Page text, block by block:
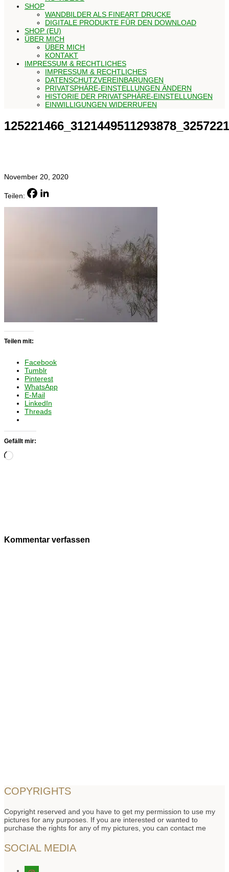
SHOP
WANDBILDER ALS FINEART DRUCKE
DIGITALE PRODUKTE FÜR DEN DOWNLOAD
SHOP (EU)
ÜBER MICH
ÜBER MICH
KONTAKT
IMPRESSUM & RECHTLICHES
IMPRESSUM & RECHTLICHES
DATENSCHUTZVEREINBARUNGEN
PRIVATSPHÄRE-EINSTELLUNGEN ÄNDERN
HISTORIE DER PRIVATSPHÄRE-EINSTELLUNGEN
EINWILLIGUNGEN WIDERRUFEN
November 20, 2020
Teilen:
Teilen mit:
Facebook
Tumblr
Pinterest
WhatsApp
E-Mail
LinkedIn
Threads
Gefällt mir:
Wird
Kommentar verfassen
COPYRIGHTS
Copyright reserved and you have to get my permission to use my
pictures for any purposes. If you are interested or wanted to
purchase the rights for any of my pictures, you can contact me
SOCIAL MEDIA
instagram